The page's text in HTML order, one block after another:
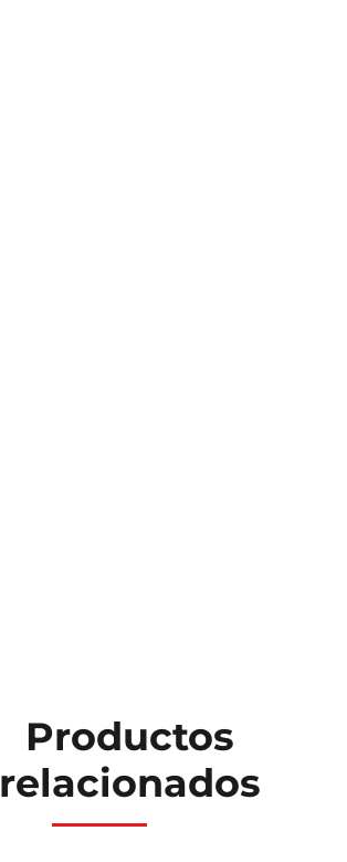
Productos
relacionados